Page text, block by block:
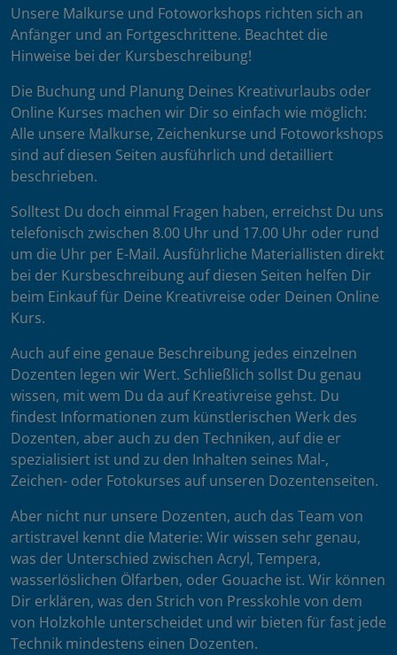
Unsere Malkurse und Fotoworkshops richten sich an
Anfänger und an Fortgeschrittene. Beachtet die
Hinweise bei der Kursbeschreibung!
Die Buchung und Planung Deines Kreativurlaubs oder
Online Kurses machen wir Dir so einfach wie möglich:
Alle unsere Malkurse, Zeichenkurse und Fotoworkshops
sind auf diesen Seiten ausführlich und detailliert
beschrieben.
Solltest Du doch einmal Fragen haben, erreichst Du uns
telefonisch zwischen 8.00 Uhr und 17.00 Uhr oder rund
um die Uhr per E-Mail. Ausführliche Materiallisten direkt
bei der Kursbeschreibung auf diesen Seiten helfen Dir
beim Einkauf für Deine Kreativreise oder Deinen Online
Kurs.
Auch auf eine genaue Beschreibung jedes einzelnen
Dozenten legen wir Wert. Schließlich sollst Du genau
wissen, mit wem Du da auf Kreativreise gehst. Du
findest Informationen zum künstlerischen Werk des
Dozenten, aber auch zu den Techniken, auf die er
spezialisiert ist und zu den Inhalten seines Mal-,
Zeichen- oder Fotokurses auf unseren Dozentenseiten.
Aber nicht nur unsere Dozenten, auch das Team von
artistravel kennt die Materie: Wir wissen sehr genau,
was der Unterschied zwischen Acryl, Tempera,
wasserlöslichen Ölfarben, oder Gouache ist. Wir können
Dir erklären, was den Strich von Presskohle von dem
von Holzkohle unterscheidet und wir bieten für fast jede
Technik mindestens einen Dozenten.